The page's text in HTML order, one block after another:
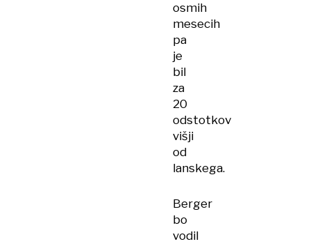
osmih
mesecih
pa
je
bil
za
20
odstotkov
višji
od
lanskega.
Berger
bo
vodil